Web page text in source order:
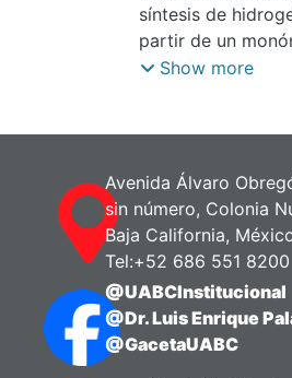
Vanessa;
Magaña Badilla,
síntesis de
partir de un
salicílico y
conocer su
aplicación en
investigación con
Show more
Avenida Álvaro
sin número, Colonia
Baja California,
Tel:+52 686 551 8200
@UABCInstitucional
@Dr. Luis Enrique
@GacetaUABC